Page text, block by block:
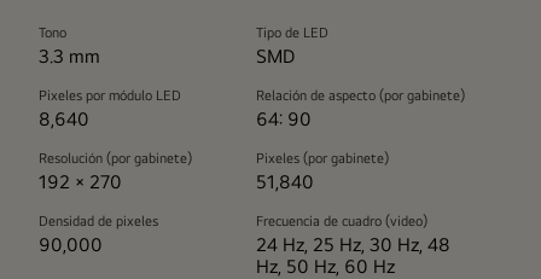
Tono
3.3 mm
Tipo de LED
SMD
Pixeles por módulo LED
8,640
Relación de aspecto (por gabinete)
64: 90
Resolución (por gabinete)
192 × 270
Pixeles (por gabinete)
51,840
Densidad de pixeles
90,000
Frecuencia de cuadro (video)
24 Hz, 25 Hz, 30 Hz, 48
Hz, 50 Hz, 60 Hz